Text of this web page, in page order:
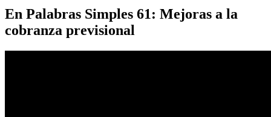
En Palabras Simples 61: Mejoras a la
cobranza previsional